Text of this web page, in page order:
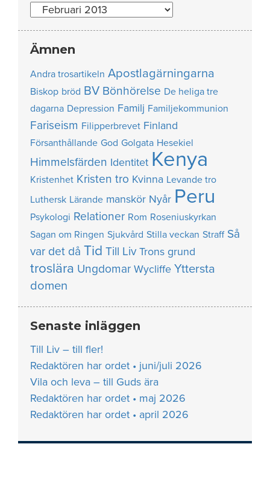
Nummer
Ämnen
Andra trosartikeln Apostlagärningarna
Biskop bröd BV Bönhörelse De heliga tre
dagarna Depression Familj Familjekommunion
Fariseism Filipperbrevet Finland
Försanthållande God Golgata Hesekiel
Himmelsfärden Identitet Kenya
Kristenhet Kristen tro Kvinna Levande tro
Luthersk Lärande manskör Nyår Peru
Psykologi Relationer Rom Roseniuskyrkan
Sagan om Ringen Sjukvård Stilla veckan Straff Så
var det då Tid Till Liv Trons grund
troslära Ungdomar Wycliffe Yttersta
domen
Senaste inläggen
Till Liv – till fler!
Redaktören har ordet • juni/juli 2026
Vila och leva – till Guds ära
Redaktören har ordet • maj 2026
Redaktören har ordet • april 2026